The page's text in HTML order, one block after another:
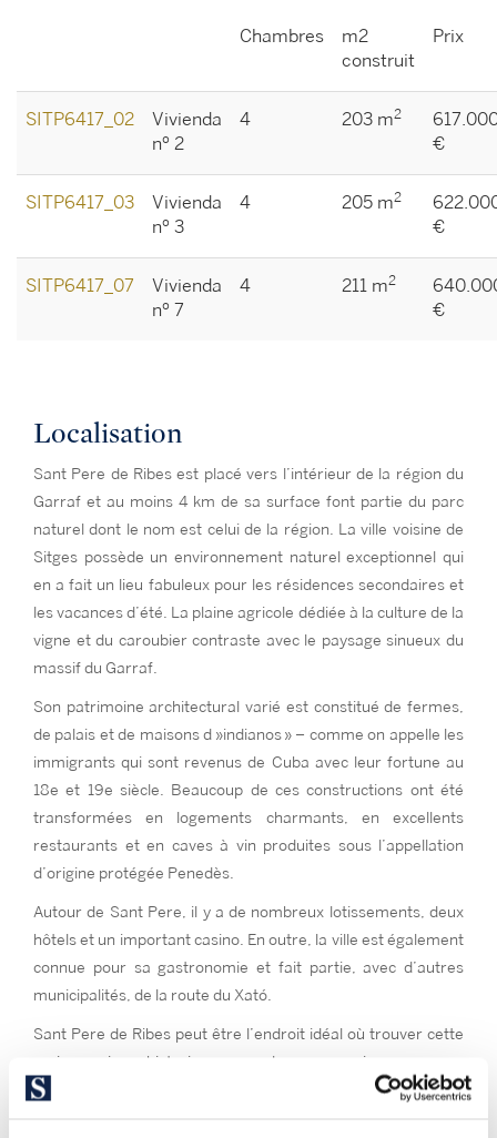
Chambres
m2
construit
Prix
SITP6417_02
Vivienda
nº 2
4 203 m2
€
SITP6417_03
Vivienda
nº 3
4 205 m2
€
SITP6417_07
Vivienda
nº 7
4 211 m2
€
Localisation
Sant Pere de Ribes est placé vers l’intérieur de la région du
Garraf et au moins 4 km de sa surface font partie du parc
naturel dont le nom est celui de la région. La ville voisine de
Sitges possède un environnement naturel exceptionnel qui
en a fait un lieu fabuleux pour les résidences secondaires et
les vacances d’été. La plaine agricole dédiée à la culture de la
vigne et du caroubier contraste avec le paysage sinueux du
massif du Garraf.
Son patrimoine architectural varié est constitué de fermes,
de palais et de maisons d »indianos » – comme on appelle les
immigrants qui sont revenus de Cuba avec leur fortune au
18e et 19e siècle. Beaucoup de ces constructions ont été
transformées en logements charmants, en excellents
restaurants et en caves à vin produites sous l’appellation
d’origine protégée Penedès.
Autour de Sant Pere, il y a de nombreux lotissements, deux
hôtels et un important casino. En outre, la ville est également
connue pour sa gastronomie et fait partie, avec d’autres
municipalités, de la route du Xató.
Sant Pere de Ribes peut être l’endroit idéal où trouver cette
maison unique, historique ou moderne, pour vivre ou passer
l’été et qui vous permet de profiter des produits, des